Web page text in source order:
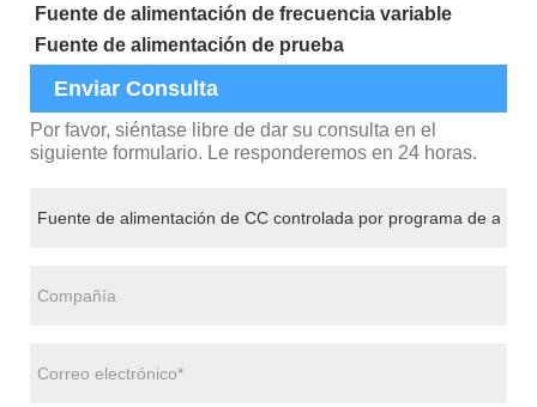
Fuente de alimentación de frecuencia variable
Fuente de alimentación de prueba
Enviar Consulta
Por favor, siéntase libre de dar su consulta en el
siguiente formulario. Le responderemos en 24 horas.